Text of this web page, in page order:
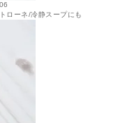
ローネ/冷静スープにも